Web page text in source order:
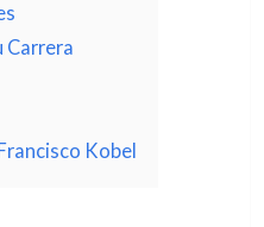
Carrera
Kobel